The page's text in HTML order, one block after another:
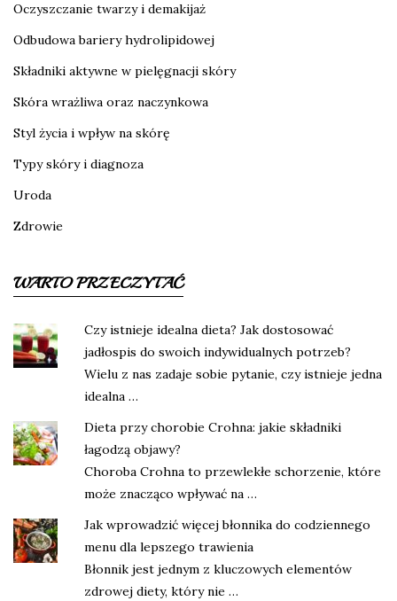
Oczyszczanie twarzy i demakijaż
Odbudowa bariery hydrolipidowej
Składniki aktywne w pielęgnacji skóry
Skóra wrażliwa oraz naczynkowa
Styl życia i wpływ na skórę
Typy skóry i diagnoza
Uroda
Zdrowie
WARTO PRZECZYTAĆ
Czy istnieje idealna dieta? Jak dostosować
jadłospis do swoich indywidualnych potrzeb?
Wielu z nas zadaje sobie pytanie, czy istnieje jedna
idealna …
Dieta przy chorobie Crohna: jakie składniki
łagodzą objawy?
Choroba Crohna to przewlekłe schorzenie, które
może znacząco wpływać na …
Jak wprowadzić więcej błonnika do codziennego
menu dla lepszego trawienia
Błonnik jest jednym z kluczowych elementów
zdrowej diety, który nie …